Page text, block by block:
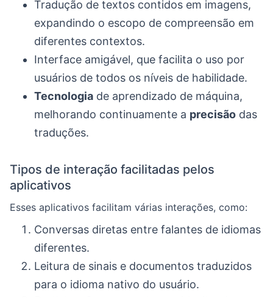
Tradução de textos contidos em imagens,
expandindo o escopo de compreensão em
diferentes contextos.
Interface amigável, que facilita o uso por
usuários de todos os níveis de habilidade.
Tecnologia de aprendizado de máquina,
melhorando continuamente a precisão das
traduções.
Tipos de interação facilitadas pelos
aplicativos
Esses aplicativos facilitam várias interações, como:
Conversas diretas entre falantes de idiomas
diferentes.
Leitura de sinais e documentos traduzidos
para o idioma nativo do usuário.